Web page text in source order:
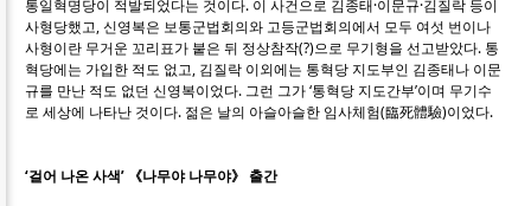
통일혁명당이 적발되었다는 것이다. 이 사건으로 김종태·이문규·김질락 등이
사형당했고, 신영복은 보통군법회의와 고등군법회의에서 모두 여섯 번이나
사형이란 무거운 꼬리표가 붙은 뒤 정상참작(?)으로 무기형을 선고받았다. 통
혁당에는 가입한 적도 없고, 김질락 이외에는 통혁당 지도부인 김종태나 이문
규를 만난 적도 없던 신영복이었다. 그런 그가 ‘통혁당 지도간부’이며 무기수
로 세상에 나타난 것이다. 젊은 날의 아슬아슬한 임사체험(臨死體驗)이었다.
‘걸어 나온 사색’ 《나무야 나무야》 출간